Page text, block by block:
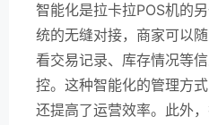
智能化是拉卡拉POS机的
统的无缝对接，商家可以
看交易记录、库存情况等
控。这种智能化的管理方
还提高了运营效率。此外